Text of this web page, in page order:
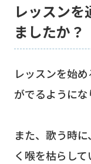
レッスンを
ましたか？
レッスンを始
がでるようにな
また、歌う時
く喉を枯らし